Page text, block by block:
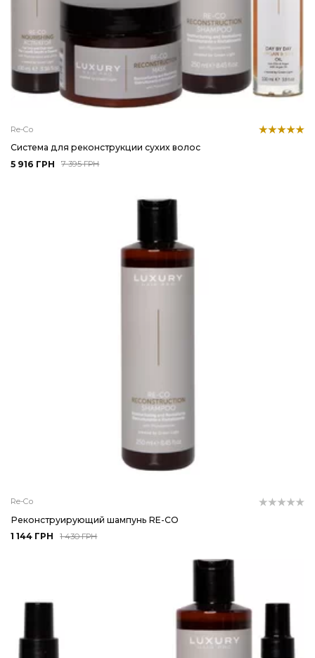
Re-Co
Система для реконструкции сухих волос
5 916 ГРН
7 395 ГРН
Re-Co
Реконструирующий шампунь RE-CO
1 144 ГРН
1 430 ГРН